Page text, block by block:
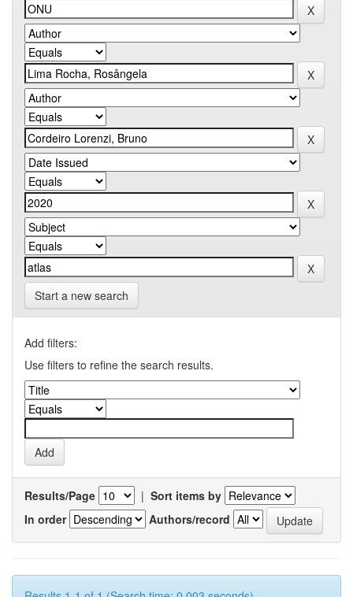
Start a new search
Add filters:
Use filters to refine the search results.
Results/Page | Sort items by
In order
Authors/record